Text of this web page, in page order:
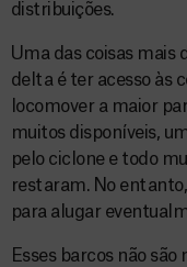
distribuições.
Uma das coisas mais
delta é ter acesso às
locomover a maior
muitos disponíveis,
pelo ciclone e todo
restaram. No
para alugar
Esses barcos não